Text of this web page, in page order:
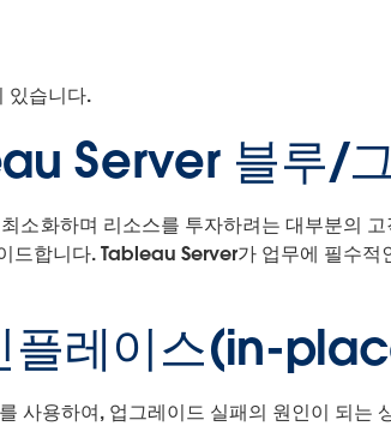
있습니다.
Server 블루/
소화하며 리소스를 투자하려는 대부분의
합니다. Tableau Server가 업무에 필수적
레이스(in-
용하여, 업그레이드 실패의 원인이 되는